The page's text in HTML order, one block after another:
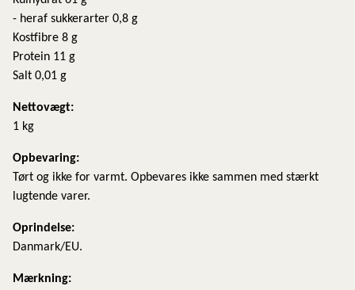
- heraf sukkerarter 0,8 g
Kostfibre 8 g
Protein 11 g
Salt 0,01 g
Nettovægt:
1 kg
​Opbevaring:
Tørt og ikke for varmt. Opbevares ikke sammen med stærkt
lugtende varer.
Oprindelse:
Danmark/EU.
Mærkning: